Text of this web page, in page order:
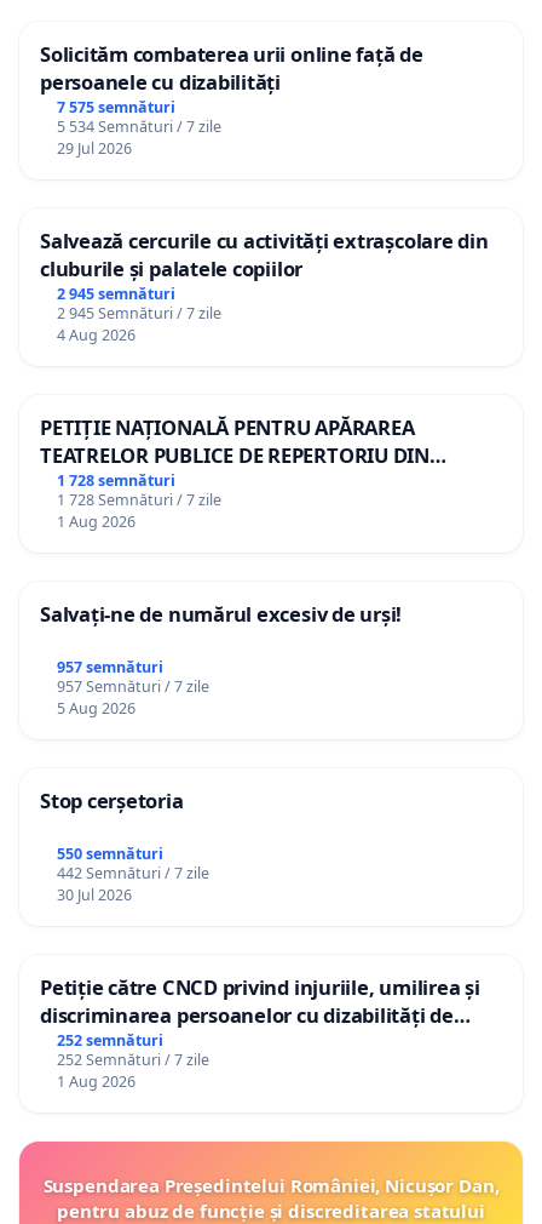
Solicităm combaterea urii online față de
persoanele cu dizabilități
7 575 semnături
5 534 Semnături / 7 zile
29 Jul 2026
Salvează cercurile cu activități extrașcolare din
cluburile și palatele copiilor
2 945 semnături
2 945 Semnături / 7 zile
4 Aug 2026
PETIȚIE NAȚIONALĂ PENTRU APĂRAREA
TEATRELOR PUBLICE DE REPERTORIU DIN
ROMÂNIA
1 728 semnături
1 728 Semnături / 7 zile
1 Aug 2026
Salvați-ne de numărul excesiv de urși!
957 semnături
957 Semnături / 7 zile
5 Aug 2026
Stop cerșetoria
550 semnături
442 Semnături / 7 zile
30 Jul 2026
Petiție către CNCD privind injuriile, umilirea și
discriminarea persoanelor cu dizabilități de
către utilizatorul TikTok „Gorici”
252 semnături
252 Semnături / 7 zile
1 Aug 2026
Suspendarea Președintelui României, Nicușor Dan,
pentru abuz de funcție și discreditarea statului